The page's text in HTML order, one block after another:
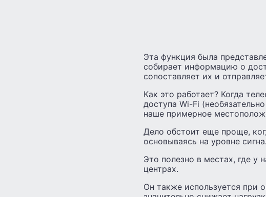
Эта функция была
собирает информацию о
сопоставляет их и
Как это работает? Когда
доступа Wi-Fi
наше примерное
Дело обстоит еще проще,
основываясь на уровне
Это полезно в местах, где у
центрах.
Он также используется при